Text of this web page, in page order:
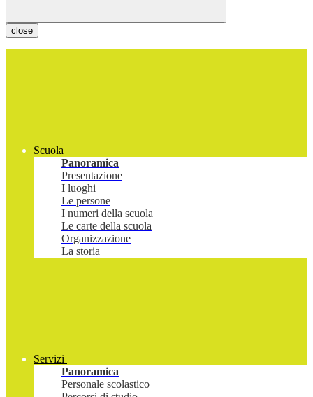
close
Scuola
Panoramica
Presentazione
I luoghi
Le persone
I numeri della scuola
Le carte della scuola
Organizzazione
La storia
Servizi
Panoramica
Personale scolastico